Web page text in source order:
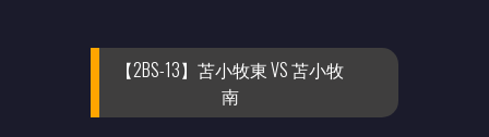
【2BS-13】苫小牧東 VS 苫小牧
南